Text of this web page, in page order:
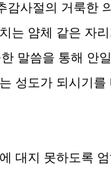
감사절의 거룩한
는 얌체 같은 자
말씀을 통해 안
성도가 되시기를
대지 못하도록